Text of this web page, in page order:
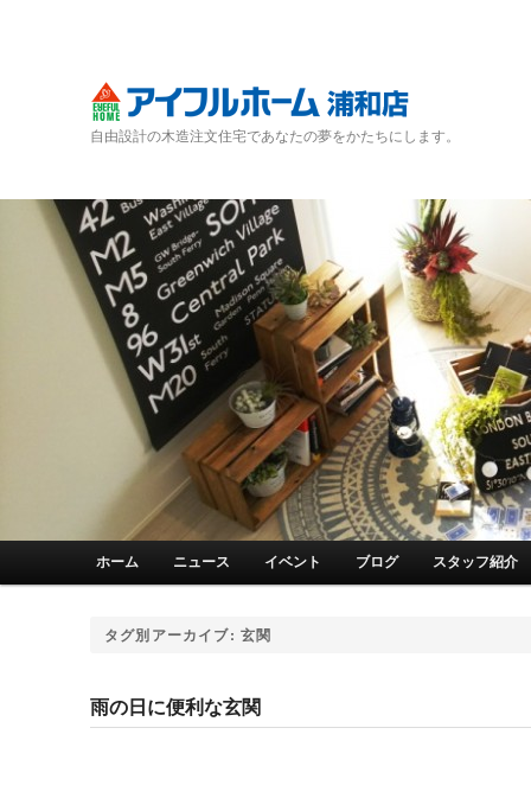
自由設計の木造注文住宅であなたの夢をかたちにします。
メインメニュー
メインコンテンツへ移動
サブコンテンツへ移動
ホーム ニュース イベント ブログ スタッフ紹介
タグ別アーカイブ: 玄関
雨の日に便利な玄関